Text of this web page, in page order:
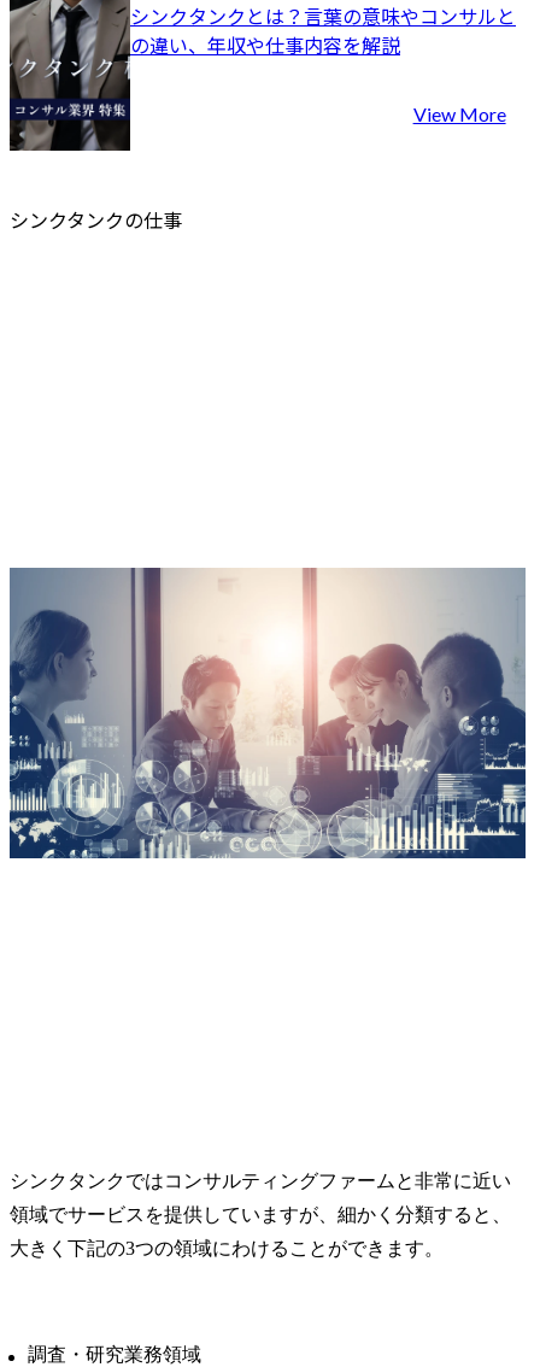
シンクタンクとは？言葉の意味やコンサルと
の違い、年収や仕事内容を解説
View More
シンクタンクの仕事
シンクタンクではコンサルティングファームと非常に近い
領域でサービスを提供していますが、細かく分類すると、
大きく下記の3つの領域にわけることができます。
調査・研究業務領域